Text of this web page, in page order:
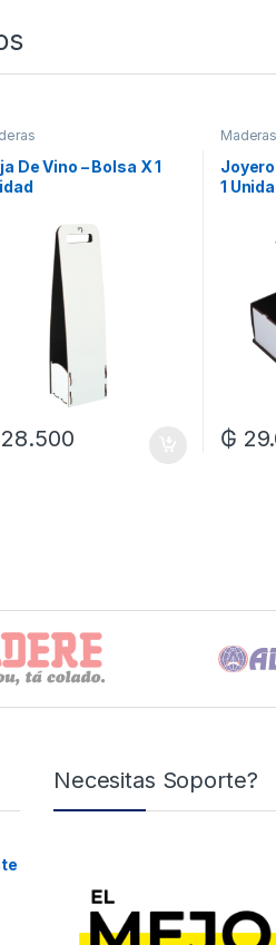
De Vino – Bolsa X 1
28.500
Maderas
1
₲
Necesitas Soporte?